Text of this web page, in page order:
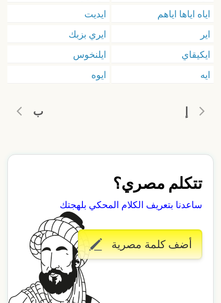
اياه اياها اياهم
ايديت
اير
ايري بزبك
ايكيقاي
ايلنخوس
ايه
ايوه
إ ب
تتكلم مصري؟
ساعدنا بتعريف الكلام المحكي بلهجتك
أضف كلمة مصرية